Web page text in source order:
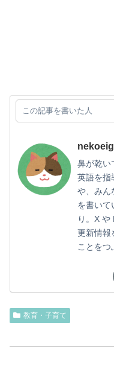
この記事を書いた人
鼻が乾い
英語を指
や、みん
を書いて
り。X
更新情報
ことをつ
教育・子育て